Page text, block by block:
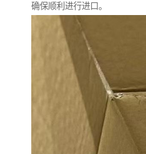
确保顺利进行进口。